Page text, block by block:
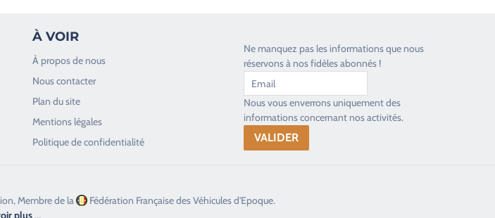
À VOIR
À propos de nous
Nous contacter
Plan du site
Mentions légales
Politique de confidentialité
Ne manquez pas les informations que nous
réservons à nos fidèles abonnés !
Nous vous enverrons uniquement des
informations concernant nos activités.
Membre de la
Fédération Française des Véhicules d'Epoque.
plus ...